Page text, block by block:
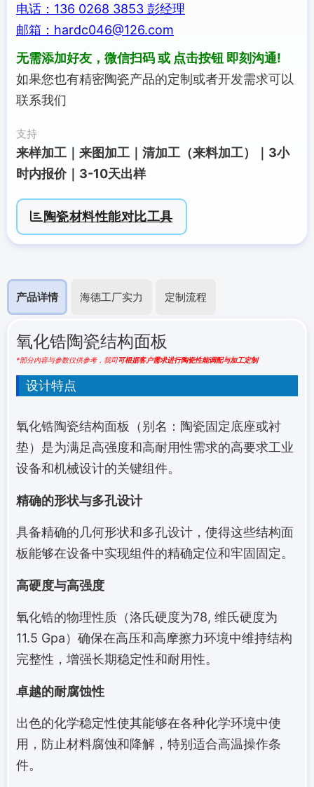
电话：136 0268 3853 彭经理
邮箱：hardc046@126.com
无需添加好友，微信扫码 或 点击按钮 即刻沟通!
如果您也有精密陶瓷产品的定制或者开发需求可以
联系我们
支持
来样加工｜来图加工｜清加工（来料加工）｜3小
时内报价｜3-10天出样
陶瓷材料性能对比工具
产品详情 海德工厂实力 定制流程
氧化锆陶瓷结构面板
*部分内容与参数仅供参考，我司可根据客户需求进行陶瓷性能调配与加工定制
设计特点
氧化锆陶瓷结构面板（别名：陶瓷固定底座或衬
垫）是为满足高强度和高耐用性需求的高要求工业
设备和机械设计的关键组件。
精确的形状与多孔设计
具备精确的几何形状和多孔设计，使得这些结构面
板能够在设备中实现组件的精确定位和牢固固定。
高硬度与高强度
氧化锆的物理性质（洛氏硬度为78, 维氏硬度为
11.5 Gpa）确保在高压和高摩擦力环境中维持结构
完整性，增强长期稳定性和耐用性。
卓越的耐腐蚀性
出色的化学稳定性使其能够在各种化学环境中使
用，防止材料腐蚀和降解，特别适合高温操作条
件。